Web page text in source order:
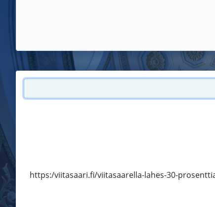
https:/viitasaari.fi/viitasaarella-lahes-30-